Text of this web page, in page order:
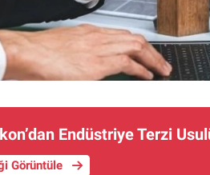
Endüstriye Terzi
Görüntüle